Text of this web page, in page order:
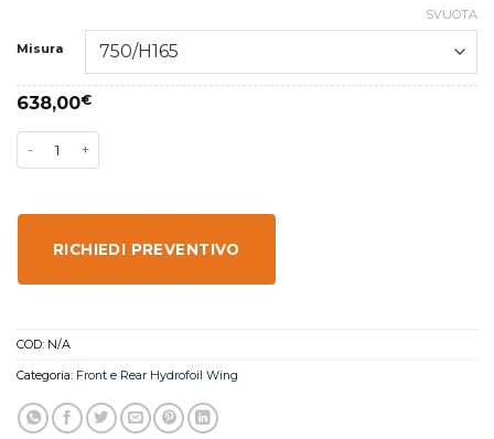
Misura
SVUOTA
638,00€
RICHIEDI PREVENTIVO
COD: N/A
Categoria: Front e Rear Hydrofoil Wing